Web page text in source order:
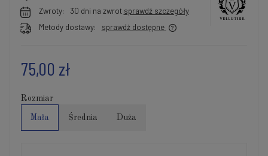
Zwroty:
30 dni na zwrot sprawdź szczegóły
Metody dostawy:
sprawdź dostępne
75,00 zł
Rozmiar
Mała Średnia Duża